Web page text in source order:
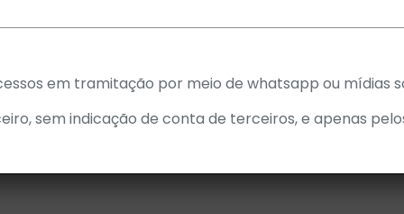
em tramitação por meio de whatsapp ou mídias
sem indicação de conta de terceiros, e apenas